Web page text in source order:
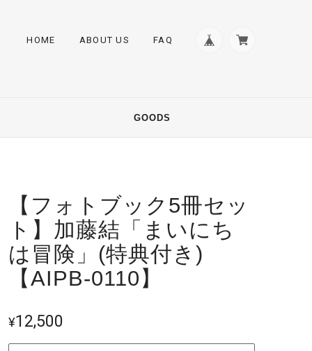
HOME ABOUT US FAQ
GOODS
【フォトブック5冊セッ
ト】加藤結「まいにち
は冒険」(特典付き)
【AIPB-0110】
¥12,500